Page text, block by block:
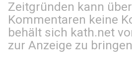
Zeitgründen kann
Kommentaren keine
behält sich kath.net
zur Anzeige zu